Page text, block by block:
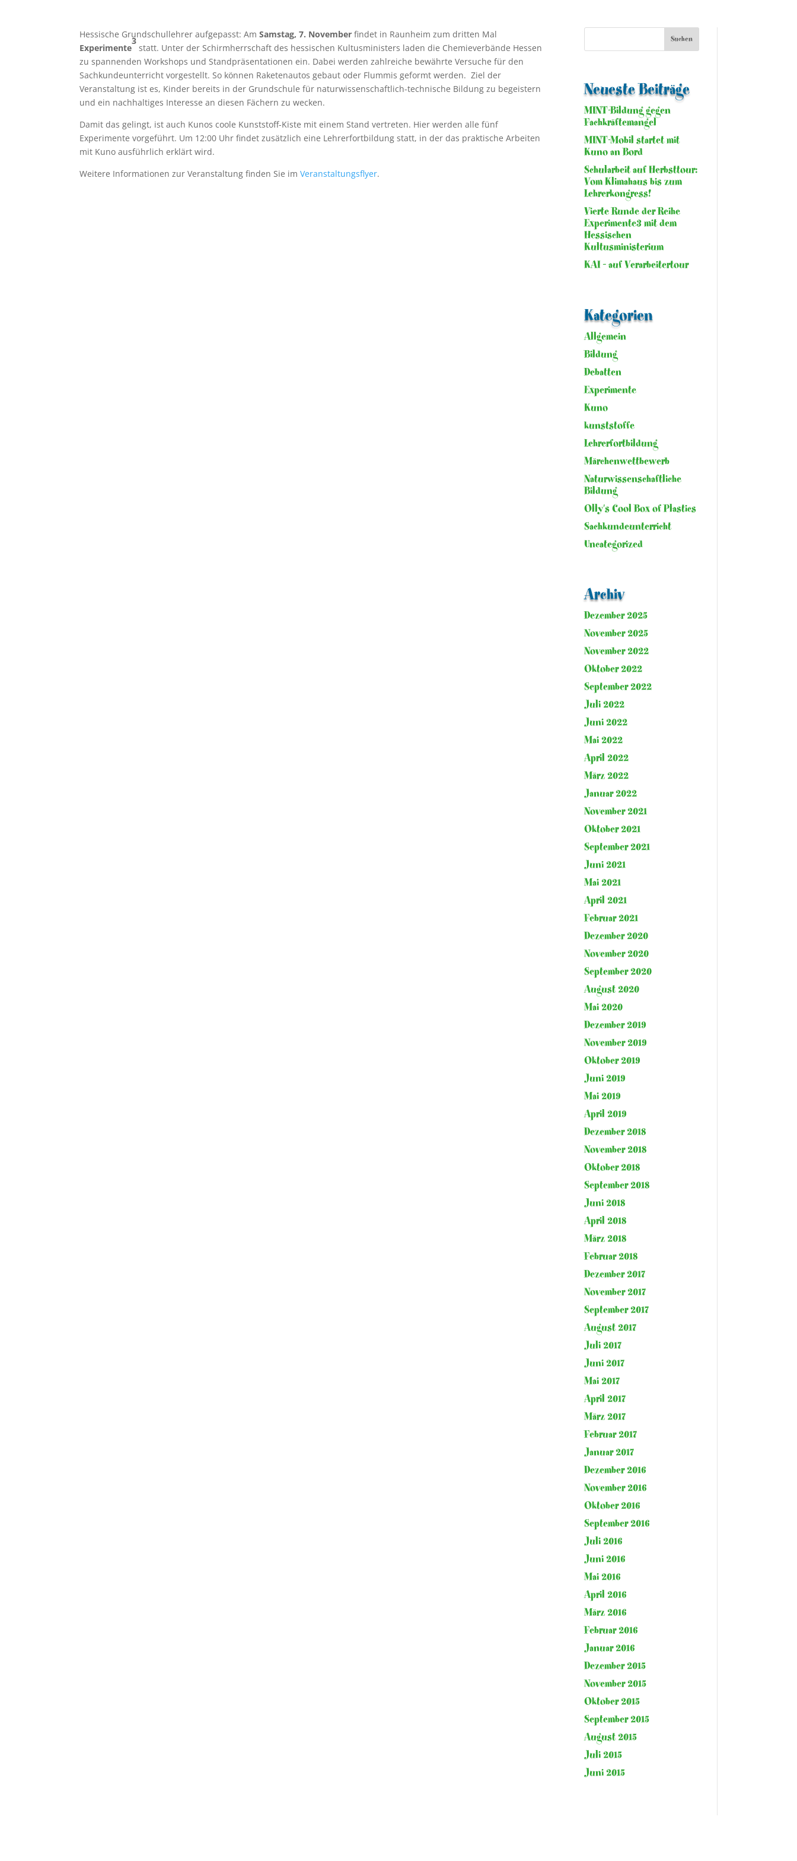
Hessische Grundschullehrer aufgepasst: AmSamstag, 7. November findet in Raunheim zum dritten Mal
Experimente
3
statt. Unter der Schirmherrschaft des hessischen Kultusministers laden die Chemieverbände Hessen
zu spannenden Workshops und Standpräsentationen ein. Dabei werden zahlreiche bewährte Versuche für den
Sachkundeunterricht vorgestellt. So können Raketenautos gebaut oder Flummis geformt werden. Ziel der
Veranstaltung ist es, Kinder bereits in der Grundschule für naturwissenschaftlich-technische Bildung zu begeistern
und ein nachhaltiges Interesse an diesen Fächern zu wecken.
Damit das gelingt, ist auch Kunos coole Kunststoff-Kiste mit einem Stand vertreten. Hier werden alle fünf
Experimente vorgeführt. Um 12:00 Uhr findet zusätzlich eine Lehrerfortbildung statt, in der das praktische Arbeiten
mit Kuno ausführlich erklärt wird.
Weitere Informationen zur Veranstaltung finden Sie imVeranstaltungsflyer.
Neueste Beiträge
MINT-Bildung gegen
Fachkräftemangel
MINT-Mobil startet mit
Kuno an Bord
Schularbeit auf Herbsttour:
Vom Klimahaus bis zum
Lehrerkongress!
Vierte Runde der Reihe
Experimente3 mit dem
Hessischen
Kultusministerium
KAI – auf Verarbeitertour
Kategorien
Allgemein
Bildung
Debatten
Experimente
Kuno
kunststoffe
Lehrerfortbildung
Märchenwettbewerb
Naturwissenschaftliche
Bildung
Olly's Cool Box of Plastics
Sachkundeunterricht
Uncategorized
Archiv
Dezember 2025
November 2025
November 2022
Oktober 2022
September 2022
Juli 2022
Juni 2022
Mai 2022
April 2022
März 2022
Januar 2022
November 2021
Oktober 2021
September 2021
Juni 2021
Mai 2021
April 2021
Februar 2021
Dezember 2020
November 2020
September 2020
August 2020
Mai 2020
Dezember 2019
November 2019
Oktober 2019
Juni 2019
Mai 2019
April 2019
Dezember 2018
November 2018
Oktober 2018
September 2018
Juni 2018
April 2018
März 2018
Februar 2018
Dezember 2017
November 2017
September 2017
August 2017
Juli 2017
Juni 2017
Mai 2017
April 2017
März 2017
Februar 2017
Januar 2017
Dezember 2016
November 2016
Oktober 2016
September 2016
Juli 2016
Juni 2016
Mai 2016
April 2016
März 2016
Februar 2016
Januar 2016
Dezember 2015
November 2015
Oktober 2015
September 2015
August 2015
Juli 2015
Juni 2015